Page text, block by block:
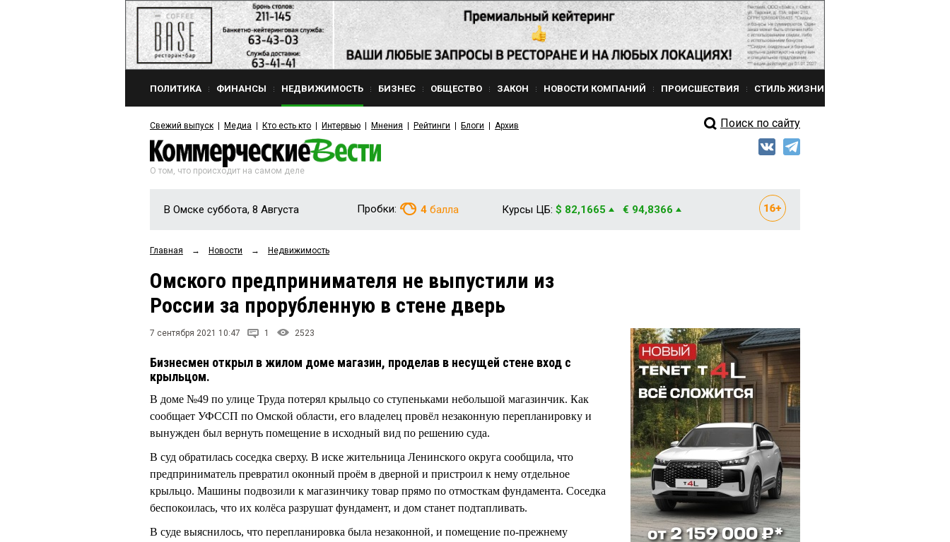
ПОЛИТИКА ФИНАНСЫ НЕДВИЖИМОСТЬ БИЗНЕС ОБЩЕСТВО ЗАКОН НОВОСТИ КОМПАНИЙ ПРОИСШЕСТВИЯ СТИЛЬ ЖИЗНИ
Свежий выпуск Медиа Кто есть кто Интервью Мнения Рейтинги Блоги Архив Поиск по сайту
О том, что происходит на самом деле
В Омске суббота, 8 Августа Пробки: 4 балла Курсы ЦБ: $ 82,1665 € 94,8366
Главная → Новости → Недвижимость
Омского предпринимателя не выпустили из
России за прорубленную в стене дверь
7 сентября 2021 10:47 1 2523
Бизнесмен открыл в жилом доме магазин, проделав в несущей стене вход с
крыльцом.
В доме №49 по улице Труда потерял крыльцо со ступеньками небольшой магазинчик. Как
сообщает УФССП по Омской области, его владелец провёл незаконную перепланировку и
вынужден был вернуть помещение в исходный вид по решению суда.
В суд обратилась соседка сверху. В иске жительница Ленинского округа сообщила, что
предприниматель превратил оконный проём в дверной и пристроил к нему отдельное
крыльцо. Машины подвозили к магазинчику товар прямо по отмосткам фундамента. Соседка
беспокоилась, что их колёса разрушат фундамент, и дом станет подтапливать.
В суде выяснилось, что перепланировка была незаконной, и помещение по-прежнему